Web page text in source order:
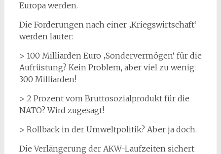
Europa werden.
Die Forderungen nach einer ‚Kriegswirtschaft‘
werden lauter:
> 100 Milliarden Euro ‚Sondervermögen‘ für die
Aufrüstung? Kein Problem, aber viel zu wenig:
300 Milliarden!
> 2 Prozent vom Bruttosozialprodukt für die
NATO? Wird zugesagt!
> Rollback in der Umweltpolitik? Aber ja doch.
Die Verlängerung der AKW-Laufzeiten sichert